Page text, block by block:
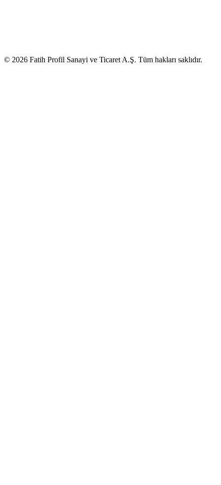
© 2026 Fatih Profil Sanayi ve Ticaret A.Ş. Tüm hakları saklıdır.